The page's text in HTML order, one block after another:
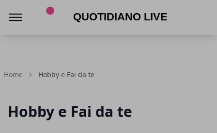
Home Hobby e Fai da te
Hobby e Fai da te